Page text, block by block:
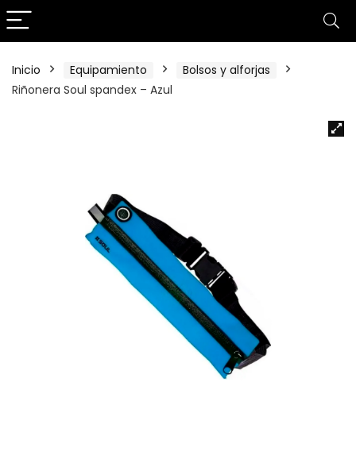
Inicio Equipamiento
Bolsos y alforjas
Riñonera Soul spandex – Azul